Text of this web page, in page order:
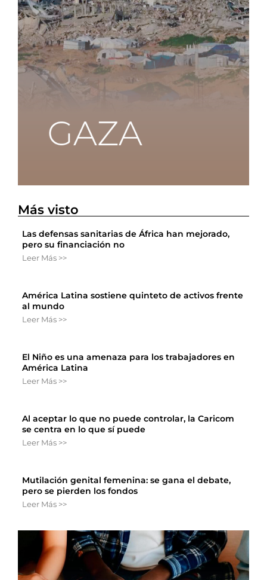
Más visto
Las defensas sanitarias de África han mejorado,
pero su financiación no
Leer Más >>
América Latina sostiene quinteto de activos frente
al mundo
Leer Más >>
El Niño es una amenaza para los trabajadores en
América Latina
Leer Más >>
Al aceptar lo que no puede controlar, la Caricom
se centra en lo que sí puede
Leer Más >>
Mutilación genital femenina: se gana el debate,
pero se pierden los fondos
Leer Más >>